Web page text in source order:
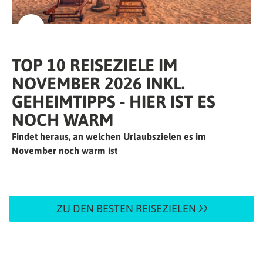
TOP 10 REISEZIELE IM
NOVEMBER 2026 INKL.
GEHEIMTIPPS - HIER IST ES
NOCH WARM
Findet heraus, an welchen Urlaubszielen es im
November noch warm ist
ZU DEN BESTEN REISEZIELEN